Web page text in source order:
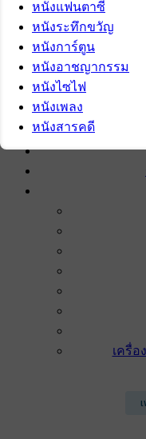
เครื่
หนังแฟนตาซี
หนังระทึกขวัญ
หนังการ์ตูน
หนังอาชญากรรม
หนังไซไฟ
หนังเพลง
หนังสารคดี